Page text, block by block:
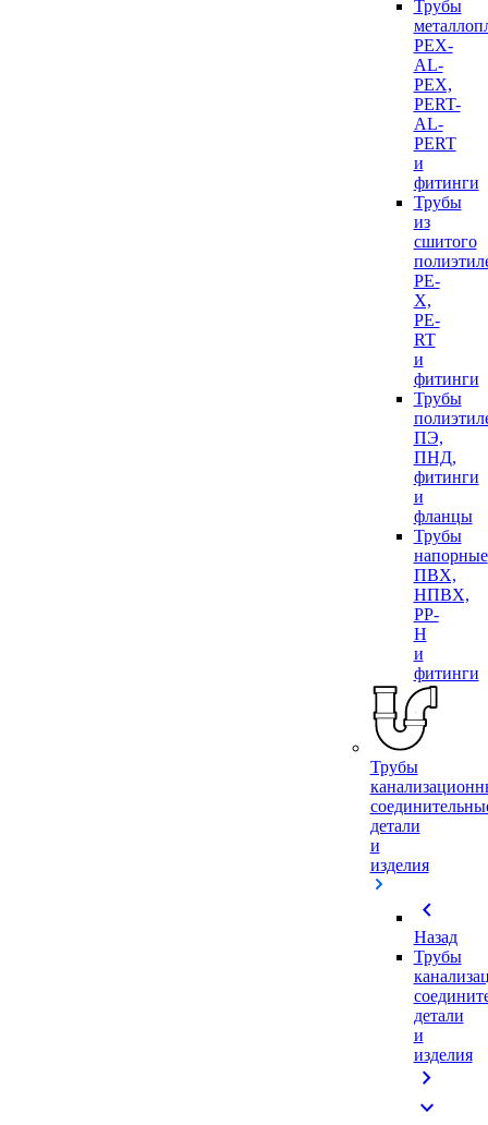
Трубы
PEX-
AL-
PEX,
PERT-
AL-
PERT
и
фитинги
Трубы
из
сшитого
PE-
X,
PE-
RT
и
фитинги
Трубы
ПЭ,
ПНД,
фитинги
и
фланцы
Трубы
напорные
ПВХ,
НПВХ,
PP-
H
и
фитинги
Трубы
детали
и
изделия
chevron_left
Назад
Трубы
детали
и
изделия
chevron_right
expand_more